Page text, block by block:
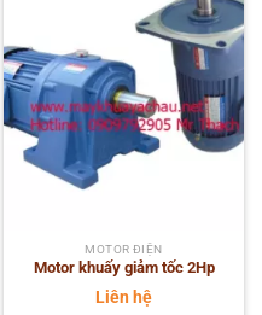
MOTOR ĐIỆN
Motor khuấy giảm tốc 2Hp
Liên hệ